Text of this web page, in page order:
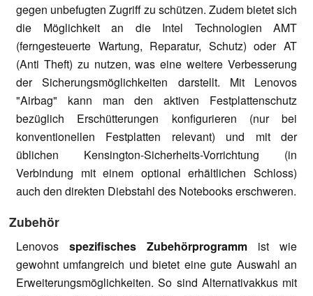
gegen unbefugten Zugriff zu schützen. Zudem bietet sich
die Möglichkeit an die Intel Technologien AMT
(ferngesteuerte Wartung, Reparatur, Schutz) oder AT
(Anti Theft) zu nutzen, was eine weitere Verbesserung
der Sicherungsmöglichkeiten darstellt. Mit Lenovos
"Airbag" kann man den aktiven Festplattenschutz
bezüglich Erschütterungen konfigurieren (nur bei
konventionellen Festplatten relevant) und mit der
üblichen Kensington-Sicherheits-Vorrichtung (in
Verbindung mit einem optional erhältlichen Schloss)
auch den direkten Diebstahl des Notebooks erschweren.
Zubehör
Lenovos spezifisches Zubehörprogramm ist wie
gewohnt umfangreich und bietet eine gute Auswahl an
Erweiterungsmöglichkeiten. So sind Alternativakkus mit